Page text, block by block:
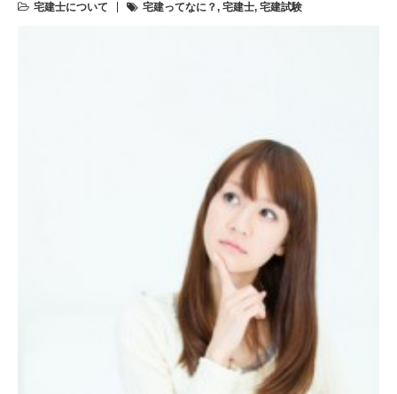
宅建士について 宅建ってなに？, 宅建士, 宅建試験